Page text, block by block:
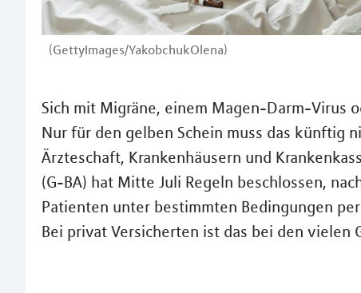
(GettyImages/YakobchukOlena)
Sich mit Migräne, einem Magen-Darm-Virus
Nur für den gelben Schein muss das künftig
Ärzteschaft, Krankenhäusern und
(G-BA) hat Mitte Juli Regeln beschlossen,
Patienten unter bestimmten Bedingungen
Bei privat Versicherten ist das bei den vielen